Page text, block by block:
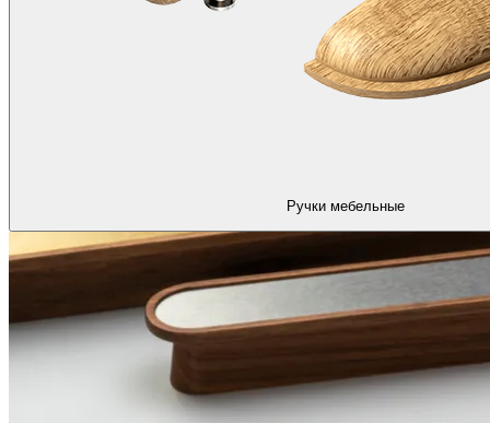
Ручки мебельные